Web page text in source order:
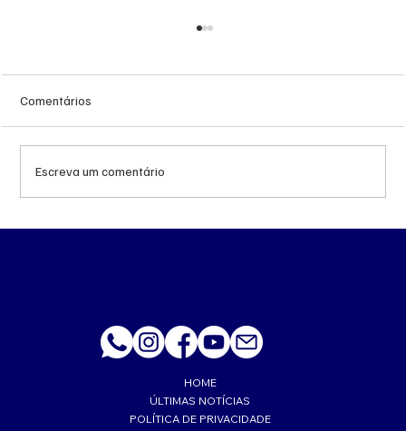
Comentários
Escreva um comentário
HOME
ÚLTIMAS NOTÍCIAS
POLÍTICA DE PRIVACIDADE